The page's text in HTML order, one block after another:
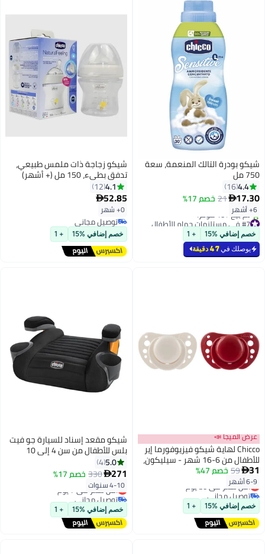
شيكو بودرة التالك المنعمة، سعة
750 مل
4.4
16
17.30
21 خصم 17%
6+ أشهر
#7 في مستلزمات حمام الأطفال
توصيل مجاني
تم بيع +10 مؤخرًا
#7 في مستلزمات حمام الأطفال
خصم إضافي %15 + 1
يوصلك في47 دقيقة
شيكو زجاجة ذات ملمس طبيعي،
تدفق بطيء، 150 مل (+ أشهر)
4.1
12
52.85
0+ شهر
توصيل مجاني
توصيل مجاني
خصم إضافي %15 + 1
عرض الميجا 📣
Chicco لهاية شيكو فيزيوفورما إير
للأطفال من 6-16 شهر - سيليكون،
تصميم تشريحي، عبوة من 2
31
59 خصم 47%
6-9 أشهرأقل سعر في 30 يوم
توصيل مجاني
أقل سعر في 30 يوم
خصم إضافي %15 + 1
شيكو مقعد إسناد للسيارة جو فيت
بلس للأطفال من سن 4 إلى 10
سنوات بلون آيرون
5.0
4
271
330 خصم 17%
4-10 سنواتأقل سعر في 7 يوم
توصيل مجاني
أقل سعر في 7 يوم
خصم إضافي %15 + 1